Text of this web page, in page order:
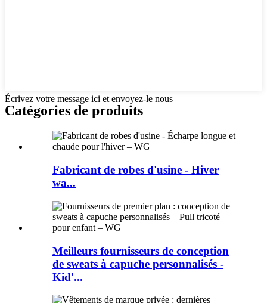
Écrivez votre message ici et envoyez-le nous
Catégories de produits
Fabricant de robes d'usine - Hiver
wa...
Meilleurs fournisseurs de conception
de sweats à capuche personnalisés -
Kid'...